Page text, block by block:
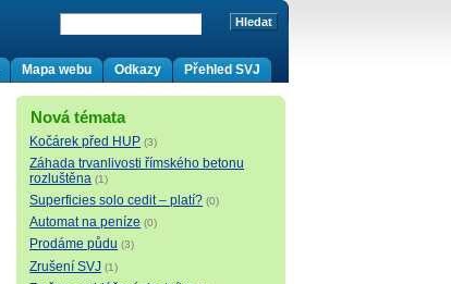
Přehled SVJ
Odkazy
Mapa webu
Nová témata
Kočárek před HUP (3)
Záhada trvanlivosti římského betonu
rozluštěna (1)
Superficies solo cedit – platí? (0)
Automat na peníze (0)
Prodáme půdu (3)
Zrušení SVJ (1)